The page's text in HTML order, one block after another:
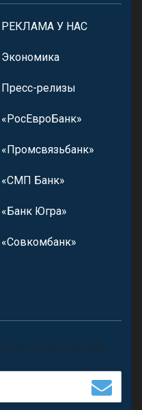
РЕКЛАМА У НАС
Экономика
Пресс-релизы
«РосЕвроБанк»
«Промсвязьбанк»
«СМП Банк»
«Банк Югра»
«Совкомбанк»
и предложения.